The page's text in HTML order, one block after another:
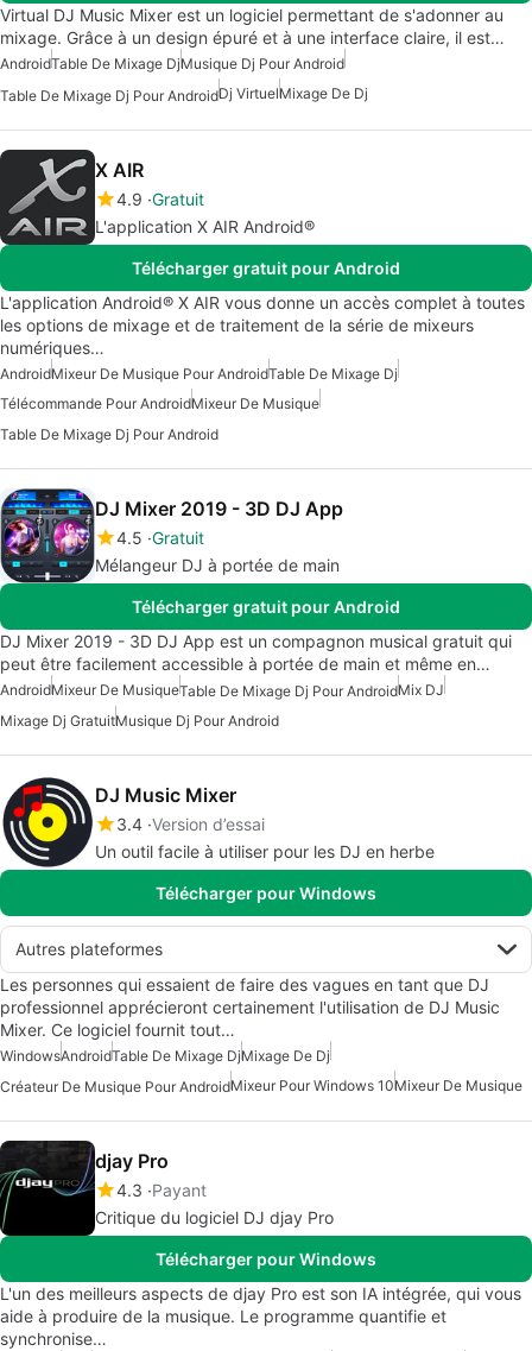
Virtual DJ Music Mixer est un logiciel permettant de s'adonner au
mixage. Grâce à un design épuré et à une interface claire, il est…
AndroidTable De Mixage DjMusique Dj Pour Android
Table De Mixage Dj Pour AndroidDj VirtuelMixage De Dj
X AIR
4.9 Gratuit
L'application X AIR Android®
Télécharger gratuit pour Android
L'application Android® X AIR vous donne un accès complet à toutes
les options de mixage et de traitement de la série de mixeurs
numériques…
AndroidMixeur De Musique Pour AndroidTable De Mixage Dj
Télécommande Pour AndroidMixeur De Musique
Table De Mixage Dj Pour Android
DJ Mixer 2019 - 3D DJ App
4.5 Gratuit
Mélangeur DJ à portée de main
Télécharger gratuit pour Android
DJ Mixer 2019 - 3D DJ App est un compagnon musical gratuit qui
peut être facilement accessible à portée de main et même en…
AndroidMixeur De MusiqueTable De Mixage Dj Pour AndroidMix DJ
Mixage Dj GratuitMusique Dj Pour Android
DJ Music Mixer
3.4 Version d’essai
Un outil facile à utiliser pour les DJ en herbe
Télécharger pour Windows
Autres plateformes
Les personnes qui essaient de faire des vagues en tant que DJ
professionnel apprécieront certainement l'utilisation de DJ Music
Mixer. Ce logiciel fournit tout…
WindowsAndroidTable De Mixage DjMixage De Dj
Créateur De Musique Pour AndroidMixeur Pour Windows 10Mixeur De Musique
djay Pro
4.3 Payant
Critique du logiciel DJ djay Pro
Télécharger pour Windows
L'un des meilleurs aspects de djay Pro est son IA intégrée, qui vous
aide à produire de la musique. Le programme quantifie et
synchronise…